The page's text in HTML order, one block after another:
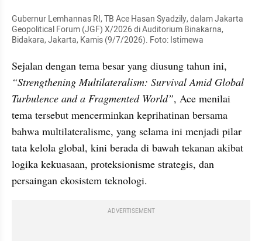
Gubernur Lemhannas RI, TB Ace Hasan Syadzily, dalam Jakarta
Geopolitical Forum (JGF) X/2026 di Auditorium Binakarna,
Bidakara, Jakarta, Kamis (9/7/2026). Foto: Istimewa
“Strengthening Multilateralism: Survival Amid Global
Turbulence and a Fragmented World”, Ace menilai
tema tersebut mencerminkan keprihatinan bersama
bahwa multilateralisme, yang selama ini menjadi pilar
tata kelola global, kini berada di bawah tekanan akibat
logika kekuasaan, proteksionisme strategis, dan
persaingan ekosistem teknologi.
ADVERTISEMENT